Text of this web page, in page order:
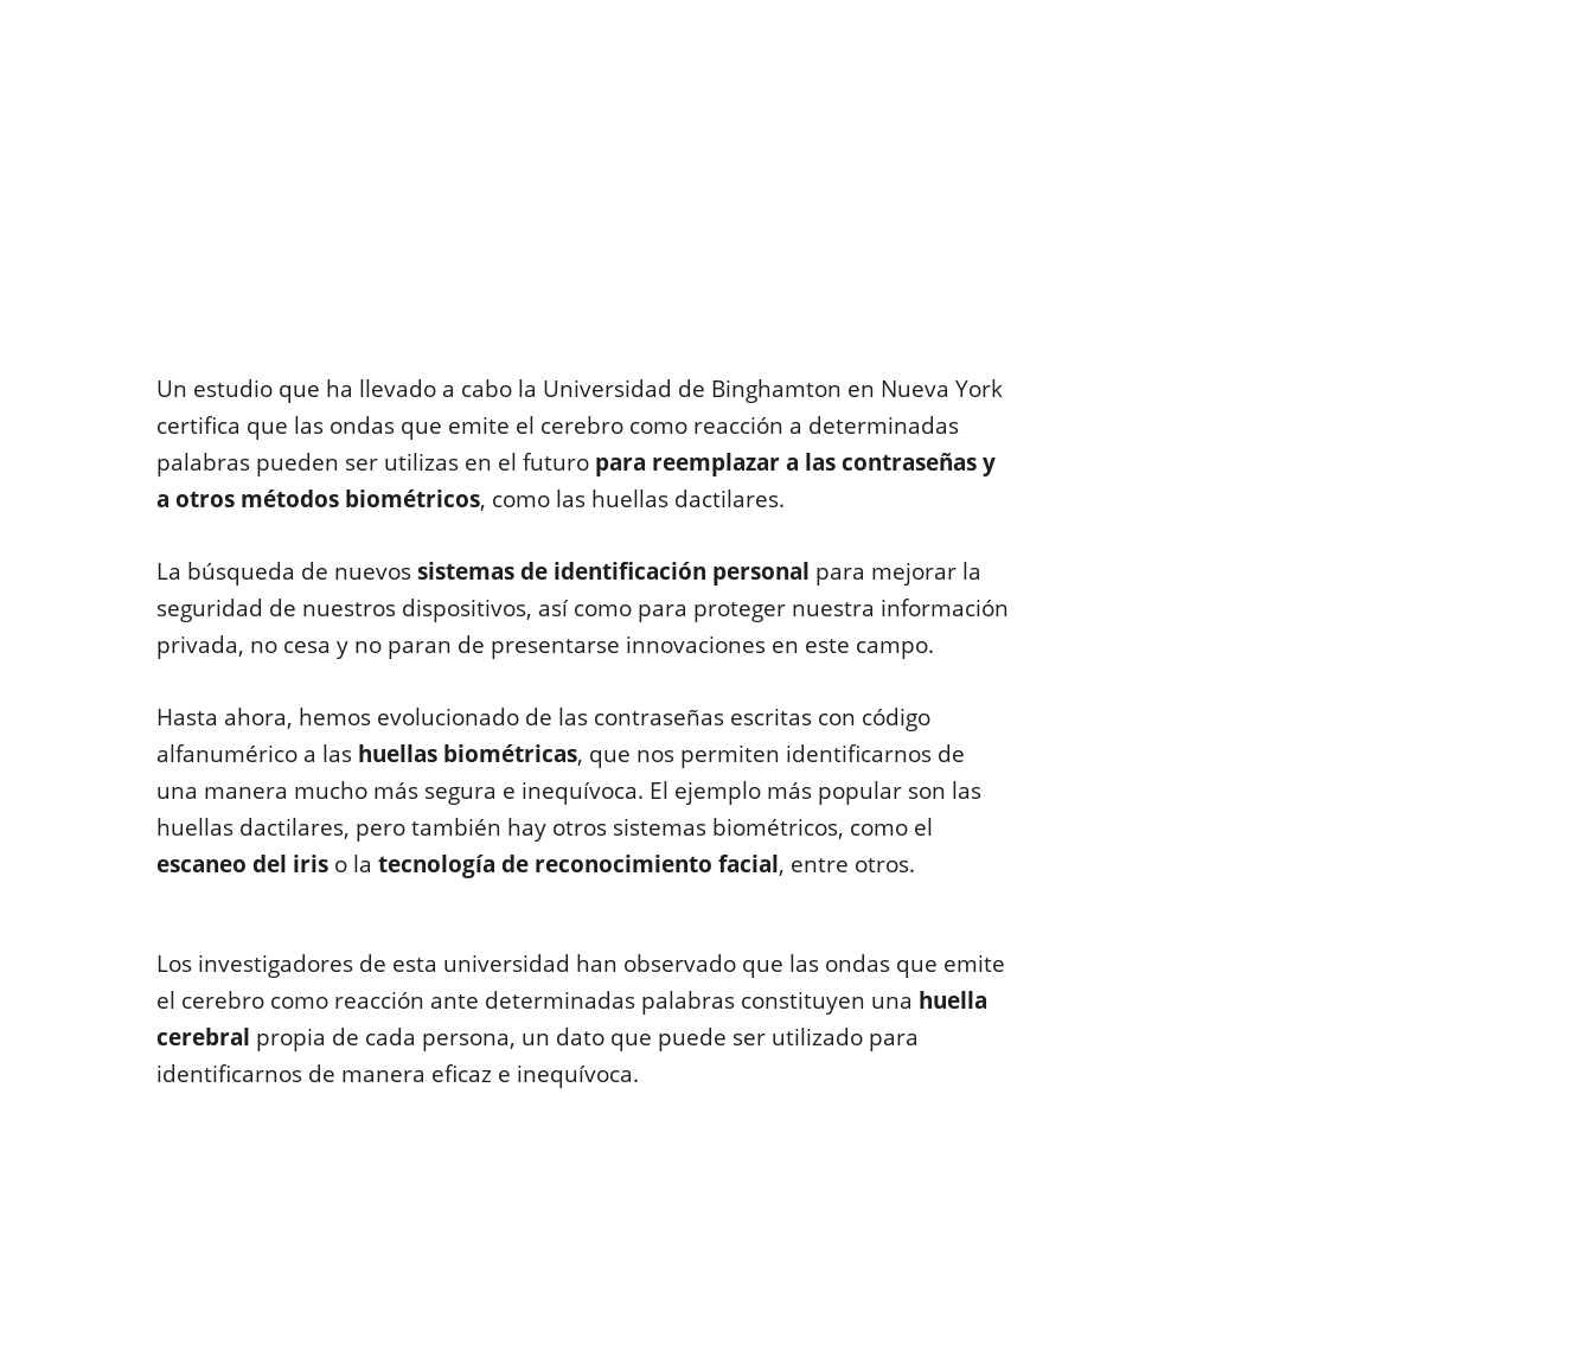
Un estudio que ha llevado a cabo la Universidad de Binghamton en Nueva York
certifica que las ondas que emite el cerebro como reacción a determinadas
palabras pueden ser utilizas en el futuro para reemplazar a las contraseñas y
a otros métodos biométricos, como las huellas dactilares.
La búsqueda de nuevossistemas de identificación personal para mejorar la
seguridad de nuestros dispositivos, así como para proteger nuestra información
privada, no cesa y no paran de presentarse innovaciones en este campo.
Hasta ahora, hemos evolucionado de las contraseñas escritas con código
alfanumérico a las huellas biométricas, que nos permiten identificarnos de
una manera mucho más segura e inequívoca. El ejemplo más popular son las
huellas dactilares, pero también hay otros sistemas biométricos, como el
escaneo del iriso la tecnología de reconocimiento facial, entre otros.
Los investigadores de esta universidad han observado que las ondas que emite
el cerebro como reacción ante determinadas palabras constituyen una huella
cerebral propia de cada persona, un dato que puede ser utilizado para
identificarnos de manera eficaz e inequívoca.